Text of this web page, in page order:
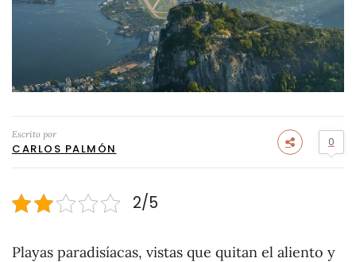
Escrito por
CARLOS PALMÓN 0
2/5
Playas paradisíacas, vistas que quitan el aliento y